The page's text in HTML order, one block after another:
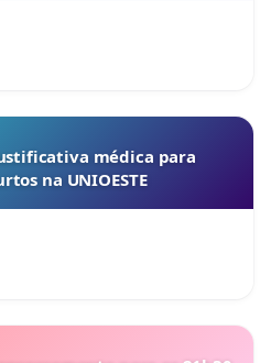
médica para
na UNIOESTE